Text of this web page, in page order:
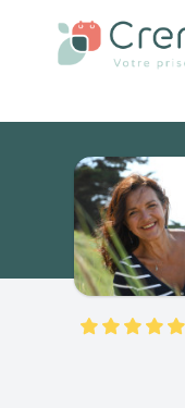
5
1
5
32